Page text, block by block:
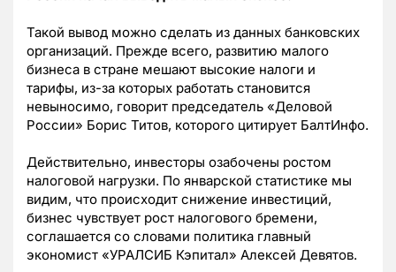
Такой вывод можно сделать из данных банковских
организаций. Прежде всего, развитию малого
бизнеса в стране мешают высокие налоги и
тарифы, из-за которых работать становится
невыносимо, говорит председатель «Деловой
России» Борис Титов, которого цитирует БалтИнфо.
Действительно, инвесторы озабочены ростом
налоговой нагрузки. По январской статистике мы
видим, что происходит снижение инвестиций,
бизнес чувствует рост налогового бремени,
соглашается со словами политика главный
экономист «УРАЛСИБ Кэпитал» Алексей Девятов.